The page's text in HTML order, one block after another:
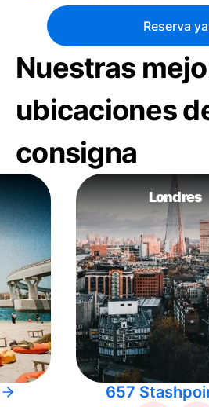
Reserva ya
Nuestras
ubicaciones
consigna
Londres
657